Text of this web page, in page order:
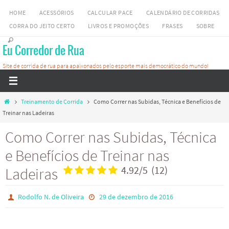
Skip
content
HOME ACESSÓRIOS CALCULAR PACE
CALENDÁRIO DE CORRIDAS
CORRA DO JEITO CERTO
LIVROS E PROMOÇÕES FRASES SOBRE
Eu Corredor de Rua
Site de corrida de rua para apaixonados pelo esporte mais democrático do mundo!
HomeTreinamento de Corrida
Como Correr nas Subidas, Técnica e Benefícios de
Treinar nas Ladeiras
Como Correr nas Subidas, Técnica
e Benefícios de Treinar nas
Ladeiras
4.92/5 (12)
Rodolfo N. de Oliveira 29 de dezembro de 2016